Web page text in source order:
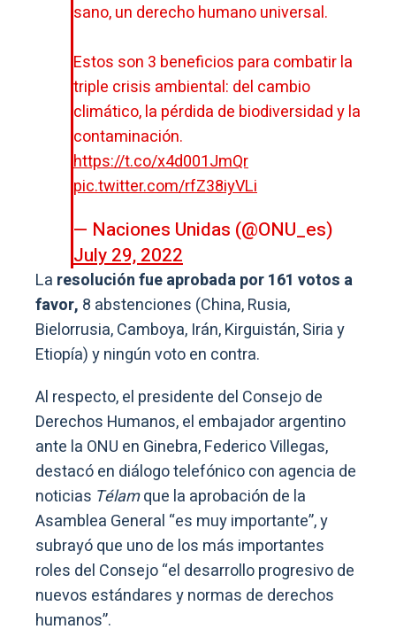
sano, un derecho humano universal.
Estos son 3 beneficios para combatir la
triple crisis ambiental: del cambio
climático, la pérdida de biodiversidad y la
contaminación.
https://t.co/x4d001JmQr
pic.twitter.com/rfZ38iyVLi
— Naciones Unidas (@ONU_es)
July 29, 2022
La resolución fue aprobada por 161 votos a
favor, 8 abstenciones (China, Rusia,
Bielorrusia, Camboya, Irán, Kirguistán, Siria y
Etiopía) y ningún voto en contra.
Al respecto, el presidente del Consejo de
Derechos Humanos, el embajador argentino
ante la ONU en Ginebra, Federico Villegas,
destacó en diálogo telefónico con agencia de
noticias Télamque la aprobación de la
Asamblea General “es muy importante”, y
subrayó que uno de los más importantes
roles del Consejo “el desarrollo progresivo de
nuevos estándares y normas de derechos
humanos”.